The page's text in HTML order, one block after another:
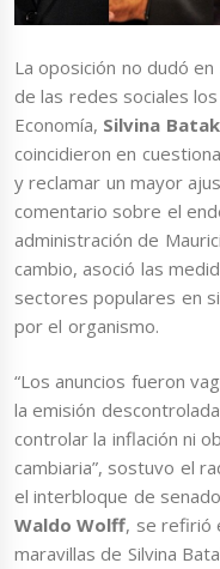
La oposición no dudó
de las redes sociales
Economía, Silvina
coincidieron en
y reclamar un mayor
comentario sobre el
administración de
cambio, asoció las
sectores populares en
por el organismo.
“Los anuncios fueron
la emisión
controlar la inflación ni
cambiaria”, sostuvo el
el interbloque de
Waldo Wolff, se refirió
maravillas de Silvina